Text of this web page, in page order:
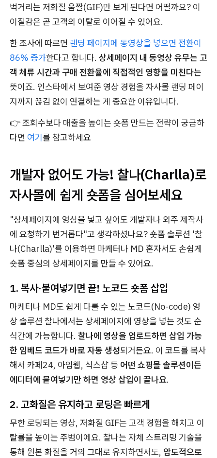
벅거리는 저화질 움짤(GIF)만 보게 된다면 어떨까요? 이
이질감은 곧 고객의 이탈로 이어질 수 있어요.
한 조사에 따르면 랜딩 페이지에 동영상을 넣으면 전환이
86% 증가한다고 합니다. 상세페이지 내 동영상 유무는 고
객 체류 시간과 구매 전환율에 직접적인 영향을 미친다는
뜻이죠. 인스타에서 보여준 영상 경험을 자사몰 랜딩 페이
지까지 끊김 없이 연결하는 게 중요한 이유입니다.
👉 조회수보다 매출을 높이는 숏폼 만드는 전략이 궁금하
다면 여기를 참고하세요
개발자 없어도 가능! 찰나(Charlla)로
자사몰에 쉽게 숏폼을 심어보세요
"상세페이지에 영상을 넣고 싶어도 개발자나 외주 제작사
에 요청하기 번거롭다"고 생각하셨나요? 숏폼 솔루션 '찰
나(Charlla)'를 이용하면 마케터나 MD 혼자서도 손쉽게
숏폼 중심의 상세페이지를 만들 수 있어요.
1. 복사·붙여넣기면 끝! 노코드 숏폼 삽입
마케터나 MD도 쉽게 다룰 수 있는 노코드(No-code) 영
상 솔루션 찰나에서는 상세페이지에 영상을 넣는 것도 순
식간에 가능합니다. 찰나에 영상을 업로드하면 삽입 가능
한 임베드 코드가 바로 자동 생성되거든요. 이 코드를 복사
해서 카페24, 아임웹, 식스샵 등 어떤 쇼핑몰 솔루션이든
에디터에 붙여넣기만 하면 영상 삽입이 끝나요.
2. 고화질은 유지하고 로딩은 빠르게
무한 로딩되는 영상, 저화질 GIF는 고객 경험을 해치고 이
탈률을 높이는 주범이에요. 찰나는 자체 스트리밍 기술을
통해 원본 화질을 거의 그대로 유지하면서도, 압도적으로